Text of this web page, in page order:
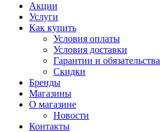
Акции
Услуги
Как купить
Условия оплаты
Условия доставки
Гарантии и обязательства
Скидки
Бренды
Магазины
О магазине
Новости
Контакты